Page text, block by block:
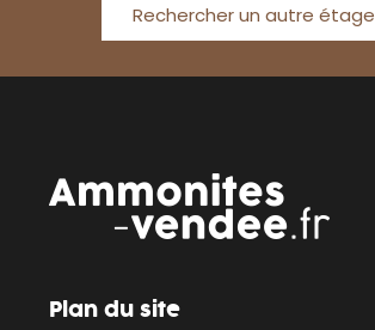
Rechercher un autre étage
Plan du site